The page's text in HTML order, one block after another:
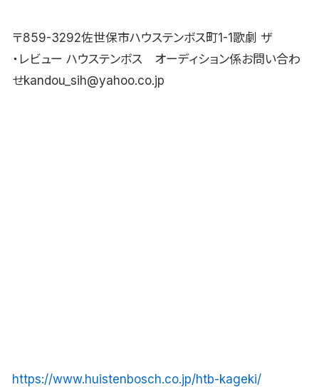
〒859-3292佐世保市ハウステンボス町1-1歌劇 ザ
・レビュー ハウステンボス オーディション係お問い合わ
せkandou_sih@yahoo.co.jp
https://www.huistenbosch.co.jp/htb-kageki/